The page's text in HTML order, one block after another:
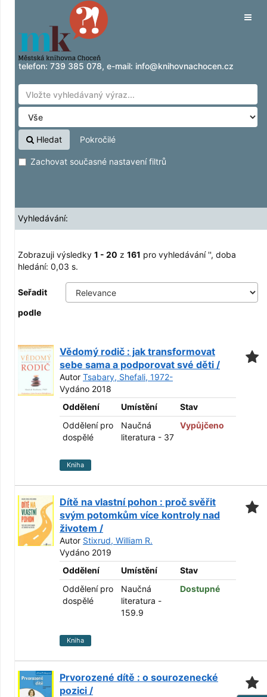
Zobrazuji výsledky1 - 20
Přeskočit na obsah
telefon: 739 385 078, e-mail: info@knihovnachocen.cz
Hledat Pokročilé
Zachovat současné nastavení filtrů
Vyhledávání:
Zobrazuji výsledky 1 - 20 z 161 pro vyhledávání '', doba
hledání: 0,03 s.
Seřadit
podle
Vědomý rodič : jak transformovat
sebe sama a podporovat své děti /
Autor Tsabary, Shefali, 1972-
Vydáno 2018
Oddělení
Umístění
Stav
Oddělení pro
dospělé
Naučná
literatura - 37
Vypůjčeno
Kniha
Dítě na vlastní pohon : proč svěřit
svým potomkům více kontroly nad
životem /
Autor Stixrud, William R.
Vydáno 2019
Oddělení
Umístění
Stav
Oddělení pro
dospělé
Naučná
literatura -
159.9
Dostupné
Kniha
Prvorozené dítě : o sourozenecké
pozici /